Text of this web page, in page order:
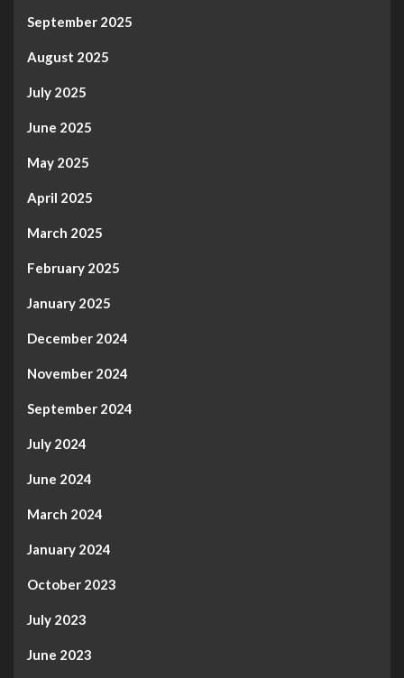
September 2025
August 2025
July 2025
June 2025
May 2025
April 2025
March 2025
February 2025
January 2025
December 2024
November 2024
September 2024
July 2024
June 2024
March 2024
January 2024
October 2023
July 2023
June 2023